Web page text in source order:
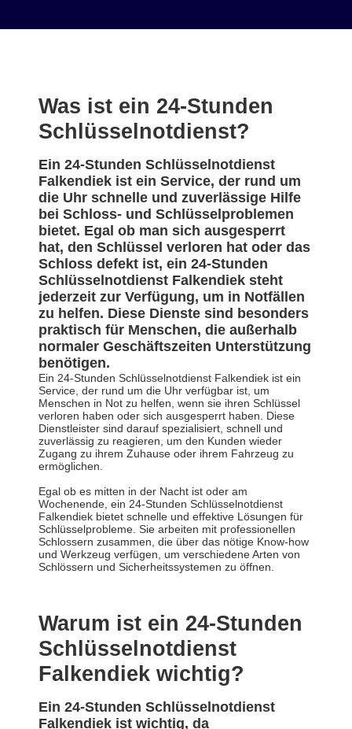
Was ist ein 24-Stunden
Schlüsselnotdienst?
Ein 24-Stunden Schlüsselnotdienst
Falkendiek ist ein Service, der rund um
die Uhr schnelle und zuverlässige Hilfe
bei Schloss- und Schlüsselproblemen
bietet. Egal ob man sich ausgesperrt
hat, den Schlüssel verloren hat oder das
Schloss defekt ist, ein 24-Stunden
Schlüsselnotdienst Falkendiek steht
jederzeit zur Verfügung, um in Notfällen
zu helfen. Diese Dienste sind besonders
praktisch für Menschen, die außerhalb
normaler Geschäftszeiten Unterstützung
benötigen.
Ein 24-Stunden Schlüsselnotdienst Falkendiek ist ein
Service, der rund um die Uhr verfügbar ist, um
Menschen in Not zu helfen, wenn sie ihren Schlüssel
verloren haben oder sich ausgesperrt haben. Diese
Dienstleister sind darauf spezialisiert, schnell und
zuverlässig zu reagieren, um den Kunden wieder
Zugang zu ihrem Zuhause oder ihrem Fahrzeug zu
ermöglichen.
Egal ob es mitten in der Nacht ist oder am
Wochenende, ein 24-Stunden Schlüsselnotdienst
Falkendiek bietet schnelle und effektive Lösungen für
Schlüsselprobleme. Sie arbeiten mit professionellen
Schlossern zusammen, die über das nötige Know-how
und Werkzeug verfügen, um verschiedene Arten von
Schlössern und Sicherheitssystemen zu öffnen.
Warum ist ein 24-Stunden
Schlüsselnotdienst
Falkendiek wichtig?
Ein 24-Stunden Schlüsselnotdienst
Falkendiek ist wichtig, da